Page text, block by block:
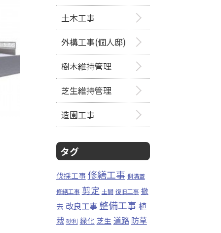
土木工事
外構工事(個人邸)
樹木維持管理
芝生維持管理
造園工事
タグ
伐採工事 修繕工事 側溝蓋
修繕工事 剪定 土間 復旧工事 撤
去 改良工事 整備工事 植
栽 砂利 緑化 芝生 道路 防草